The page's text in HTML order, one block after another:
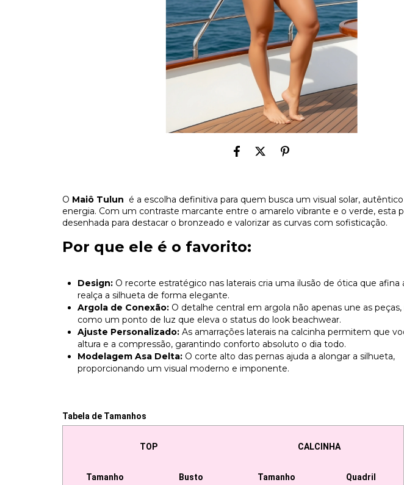
O Maiô Tulun é a escolha definitiva para quem busca um visual solar,
energia. Com um contraste marcante entre o amarelo vibrante e o verde, esta
desenhada para destacar o bronzeado e valorizar as curvas com sofisticação.
​Por que ele é o favorito:
Design: O recorte estratégico nas laterais cria uma ilusão de ótica que afina
realça a silhueta de forma elegante.
Argola de Conexão: O detalhe central em argola não apenas une as
como um ponto de luz que eleva o status do look beachwear.
Ajuste Personalizado: As amarrações laterais na calcinha permitem que
altura e a compressão, garantindo conforto absoluto o dia todo.
Modelagem Asa Delta: O corte alto das pernas ajuda a alongar a silhueta,
proporcionando um visual moderno e imponente.
Tabela de Tamanhos
TOP CALCINHA
Tamanho Busto Tamanho Quadril